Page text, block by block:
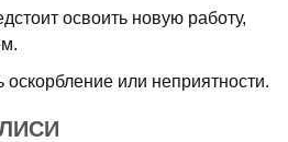
освоить новую работу,
или неприятности.